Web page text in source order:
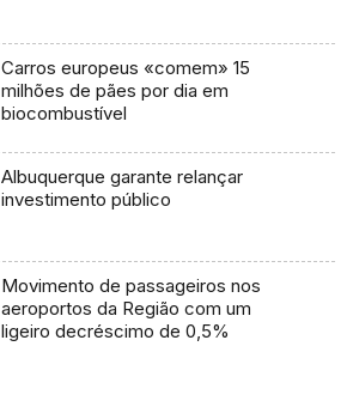
Carros europeus «comem» 15
milhões de pães por dia em
biocombustível
Albuquerque garante relançar
investimento público
Movimento de passageiros nos
aeroportos da Região com um
ligeiro decréscimo de 0,5%